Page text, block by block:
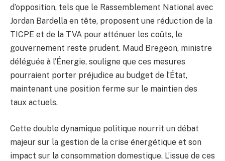
d’opposition, tels que le Rassemblement National avec
Jordan Bardella en tête, proposent une réduction de la
TICPE et de la TVA pour atténuer les coûts, le
gouvernement reste prudent. Maud Bregeon, ministre
déléguée à l’Énergie, souligne que ces mesures
pourraient porter préjudice au budget de l’État,
maintenant une position ferme sur le maintien des
taux actuels.
Cette double dynamique politique nourrit un débat
majeur sur la gestion de la crise énergétique et son
impact sur la consommation domestique. L’issue de ces